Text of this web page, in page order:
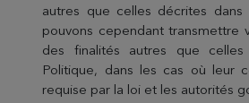
autres que celles décrites dans
pouvons cependant transmettre
des finalités autres que
Politique, dans les cas où leur
requise par la loi et les autorités